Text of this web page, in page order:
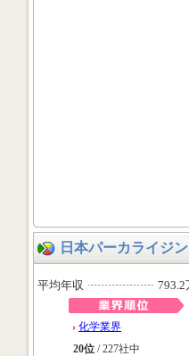
日本パーカライジ
平均年収 793.2
化学業界
20位 / 227社中